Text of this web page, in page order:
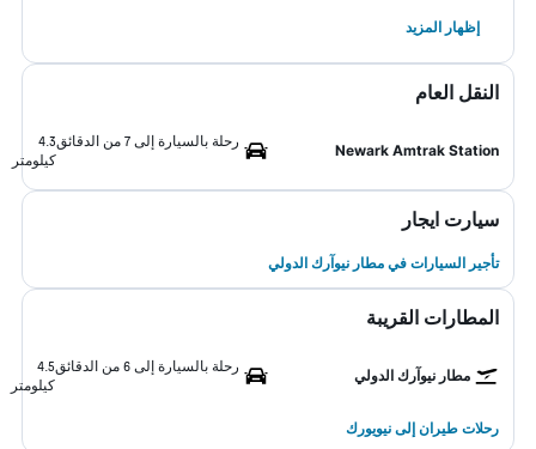
إظهار المزيد
النقل العام
Newark Amtrak Station
رحلة بالسيارة إلى 7 من الدقائق
4.3
كيلومتر
سيارت ايجار
تأجير السيارات في مطار نيوآرك الدولي
المطارات القريبة
مطار نيوآرك الدولي
رحلة بالسيارة إلى 6 من الدقائق
4.5
كيلومتر
رحلات طيران إلى نيويورك